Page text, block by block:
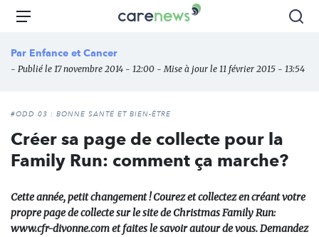
Aller
principal
Carenews,
des
l'engagement
Menu
Par Enfance et Cancer
- Publié le 17 novembre 2014 - 12:00 - Mise à jour le 11 février 2015 - 13:54
#ODD 03 : BONNE SANTÉ ET BIEN-ÊTRE
Créer sa page de collecte pour la
Family Run: comment ça marche?
Cette année, petit changement ! Courez et collectez en créant votre
propre page de collecte sur le site de Christmas Family Run:
www.cfr-divonne.com et faites le savoir autour de vous. Demandez